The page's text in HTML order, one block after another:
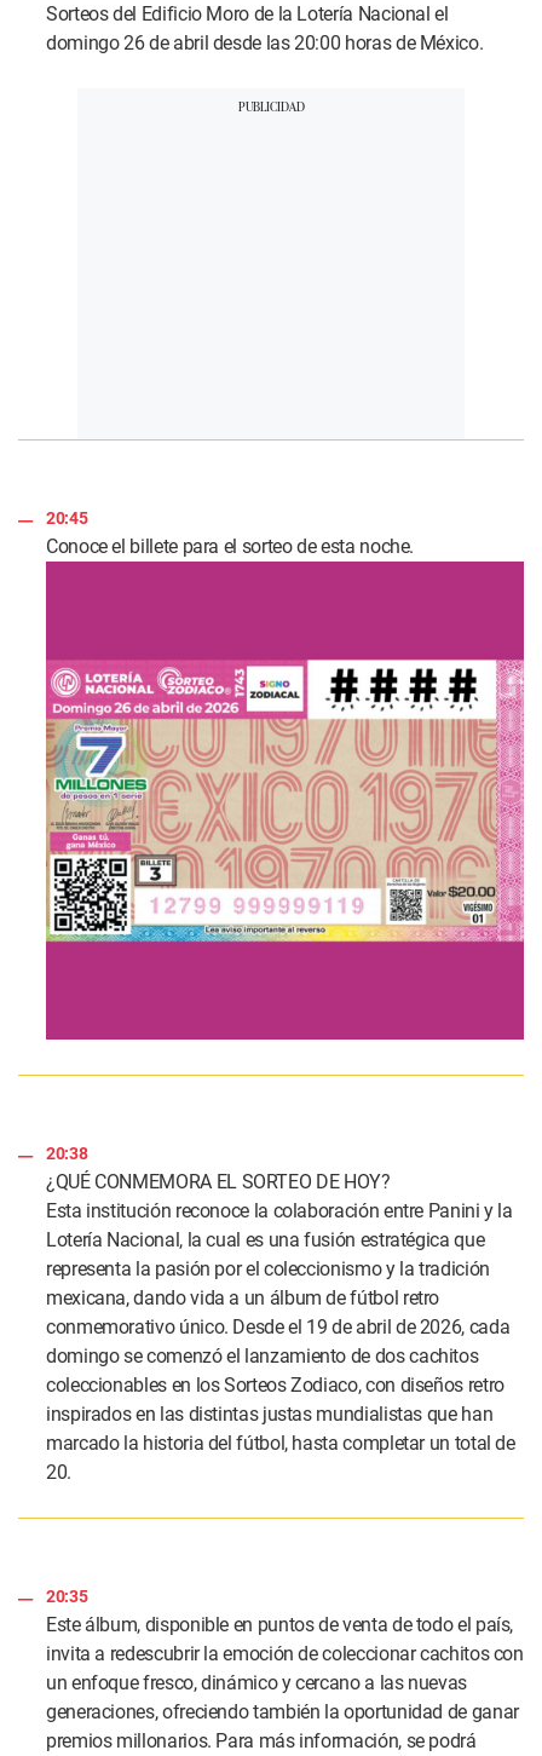
Sorteos del Edificio Moro de la Lotería Nacional el
domingo 26 de abril desde las 20:00 horas de México.
20:45
Conoce el billete para el sorteo de esta noche.
20:38
¿QUÉ CONMEMORA EL SORTEO DE HOY?
Esta institución reconoce la colaboración entre Panini y la
Lotería Nacional, la cual es una fusión estratégica que
representa la pasión por el coleccionismo y la tradición
mexicana, dando vida a un álbum de fútbol retro
conmemorativo único. Desde el 19 de abril de 2026, cada
domingo se comenzó el lanzamiento de dos cachitos
coleccionables en los Sorteos Zodiaco, con diseños retro
inspirados en las distintas justas mundialistas que han
marcado la historia del fútbol, hasta completar un total de
20.
20:35
Este álbum, disponible en puntos de venta de todo el país,
invita a redescubrir la emoción de coleccionar cachitos con
un enfoque fresco, dinámico y cercano a las nuevas
generaciones, ofreciendo también la oportunidad de ganar
premios millonarios. Para más información, se podrá